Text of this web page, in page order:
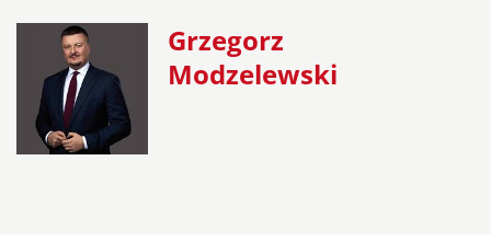
Grzegorz
Modzelewski